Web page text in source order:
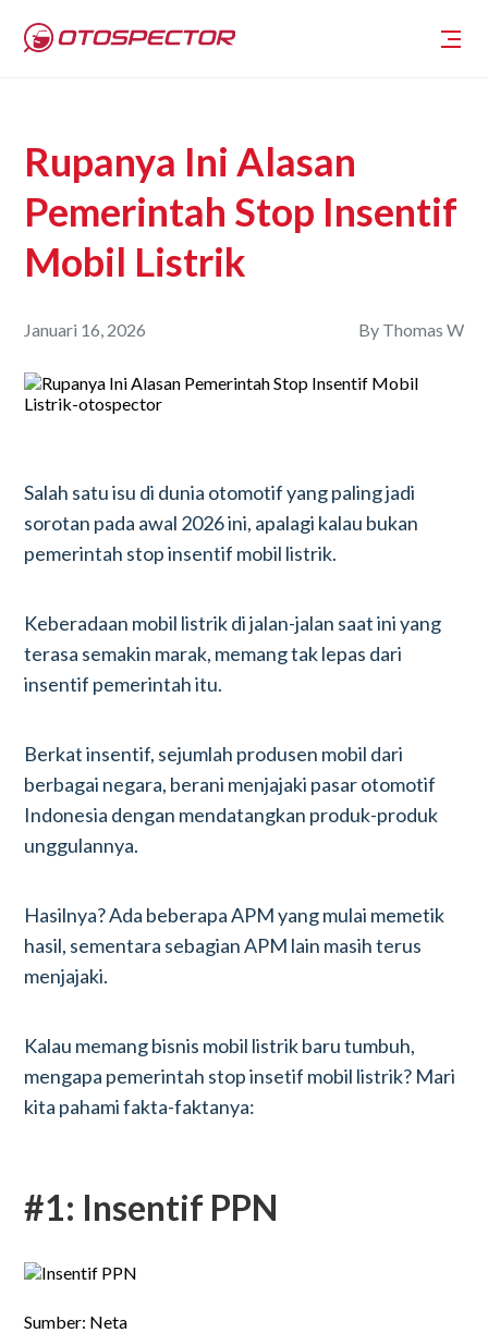
Rupanya Ini Alasan
Pemerintah Stop Insentif
Mobil Listrik
Januari 16, 2026 By Thomas W
Salah satu isu di dunia otomotif yang paling jadi
sorotan pada awal 2026 ini, apalagi kalau bukan
pemerintah stop insentif mobil listrik.
Keberadaan mobil listrik di jalan-jalan saat ini yang
terasa semakin marak, memang tak lepas dari
insentif pemerintah itu.
Berkat insentif, sejumlah produsen mobil dari
berbagai negara, berani menjajaki pasar otomotif
Indonesia dengan mendatangkan produk-produk
unggulannya.
Hasilnya? Ada beberapa APM yang mulai memetik
hasil, sementara sebagian APM lain masih terus
menjajaki.
Kalau memang bisnis mobil listrik baru tumbuh,
mengapa pemerintah stop insetif mobil listrik? Mari
kita pahami fakta-faktanya:
#1: Insentif PPN
Sumber: Neta